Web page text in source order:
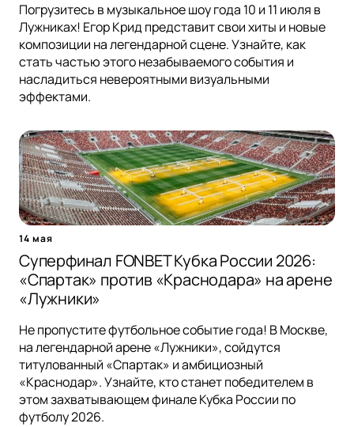
Погрузитесь в музыкальное шоу года 10 и 11 июля в
Лужниках! Егор Крид представит свои хиты и новые
композиции на легендарной сцене. Узнайте, как
стать частью этого незабываемого события и
насладиться невероятными визуальными
эффектами.
14 мая
Суперфинал FONBET Кубка России 2026:
«Спартак» против «Краснодара» на арене
«Лужники»
Не пропустите футбольное событие года! В Москве,
на легендарной арене «Лужники», сойдутся
титулованный «Спартак» и амбициозный
«Краснодар». Узнайте, кто станет победителем в
этом захватывающем финале Кубка России по
футболу 2026.